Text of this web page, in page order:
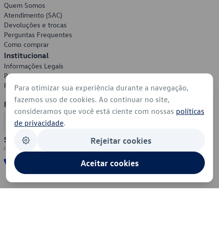
Quem Somos
Atendimento (SAC)
Devoluções e trocas
Perguntas Frequentes
Como comprar
Institucional
Informações Legais
Política de Privacidade
Política de Cookies
Formas de Pagamento
Segurança
Para otimizar sua experiência durante a navegação,
fazemos uso de cookies. Ao continuar no site,
consideramos que você está ciente com nossas políticas
de privacidade.
Rejeitar cookies
Aceitar cookies